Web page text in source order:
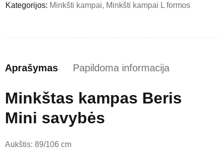
Kategorijos: Minkšti kampai, Minkšti kampai L formos
Aprašymas Papildoma informacija
Minkštas kampas Beris
Mini savybės
Aukštis: 89/106 cm